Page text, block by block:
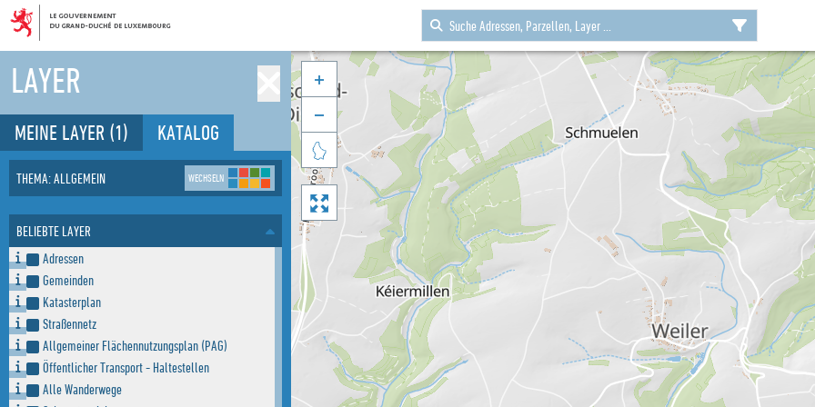
LAYER
MEINE LAYER (1) KATALOG
THEMA: ALLGEMEIN WECHSELN
BELIEBTE LAYER
Adressen
Gemeinden
Katasterplan
Straßennetz
Allgemeiner Flächennutzungsplan (PAG)
Öffentlicher Transport - Haltestellen
Alle Wanderwege



